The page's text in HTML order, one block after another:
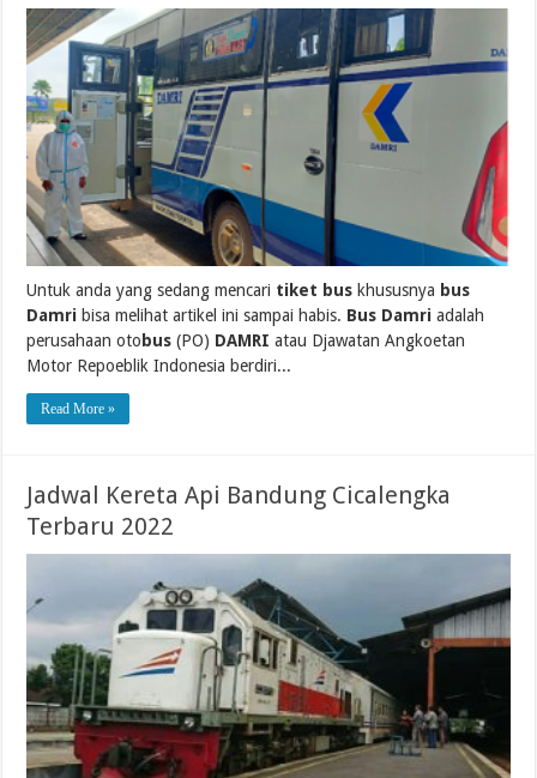
Untuk anda yang sedang mencari tiket bus khususnya bus
Damri bisa melihat artikel ini sampai habis. Bus Damri adalah
perusahaan otobus (PO) DAMRI atau Djawatan Angkoetan
Motor Repoeblik Indonesia berdiri...
Read More »
Jadwal Kereta Api Bandung Cicalengka
Terbaru 2022